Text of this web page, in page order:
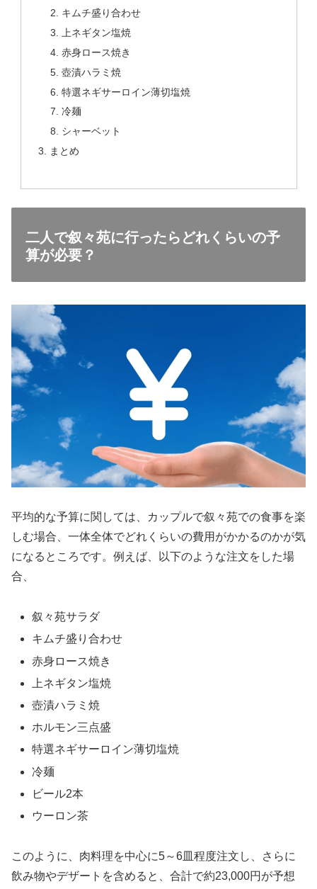
キムチ盛り合わせ
上ネギタン塩焼
赤身ロース焼き
壺漬ハラミ焼
特選ネギサーロイン薄切塩焼
冷麺
シャーベット
まとめ
二人で叙々苑に行ったらどれくらいの予
算が必要？
平均的な予算に関しては、カップルで叙々苑での食事を楽
しむ場合、一体全体でどれくらいの費用がかかるのかが気
になるところです。例えば、以下のような注文をした場
合、
叙々苑サラダ
キムチ盛り合わせ
赤身ロース焼き
上ネギタン塩焼
壺漬ハラミ焼
ホルモン三点盛
特選ネギサーロイン薄切塩焼
冷麺
ビール2本
ウーロン茶
このように、肉料理を中心に5～6皿程度注文し、さらに
飲み物やデザートを含めると、合計で約23,000円が予想